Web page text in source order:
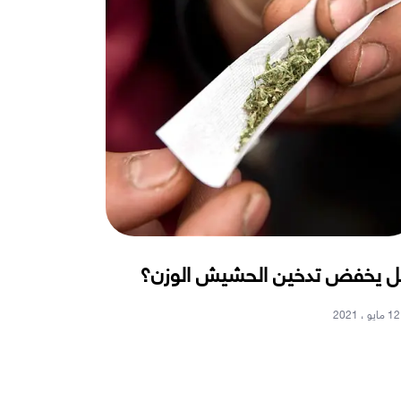
يخفض تدخين الحشيش الوزن؟
12 مايو ، 2021